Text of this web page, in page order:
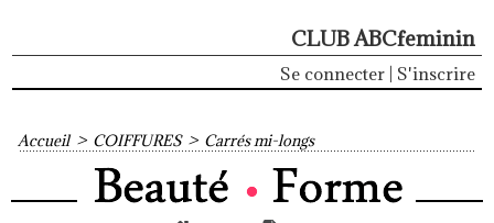
CLUB ABCfeminin
Se connecter S'inscrire
Accueil > COIFFURES > Carrés mi-longs